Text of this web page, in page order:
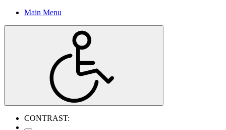
Main Menu
CONTRAST: